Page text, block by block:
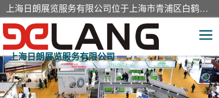
上海日朗展览服务有限公司位于上海市青浦区白鹤镇，营业范围有展览展示会务服务，室内装饰设计及施工，展示道具设计制作，舞台设计，图文设计，灯箱制作，园林绿化工程，广告装潢材料，建筑材料，办公用品，工艺礼品日用百货销售。
上海日朗展览服务有限公司
展台装修搭建 活动会议执行